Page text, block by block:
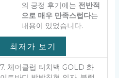
의 긍정 후기에는 전반적
으로 매우 만족스럽다는
내용이 있었습니다.
최저가 보기
7. 체어클럽 터치백 GOLD 화